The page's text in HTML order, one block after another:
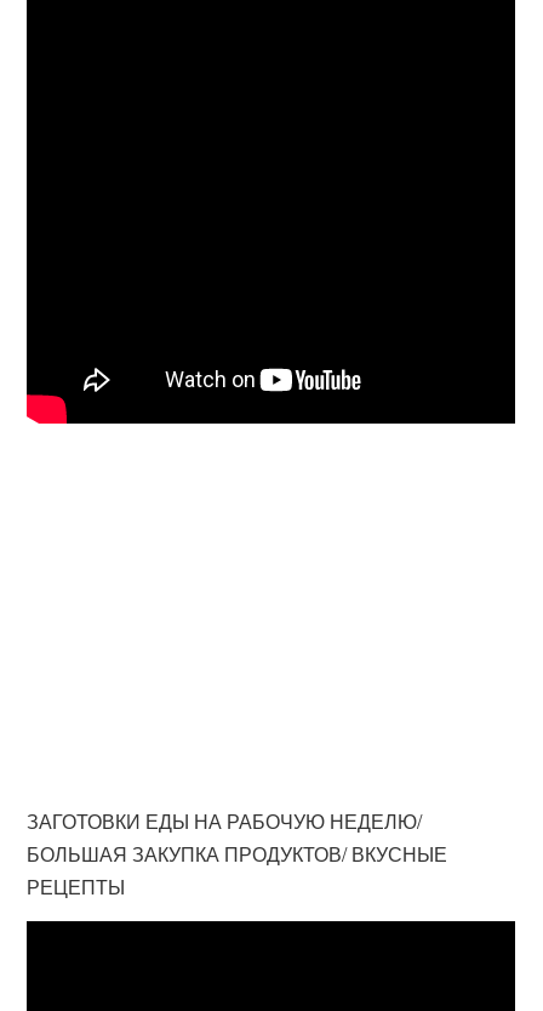
ЗАГОТОВКИ ЕДЫ НА РАБОЧУЮ НЕДЕЛЮ/
БОЛЬШАЯ ЗАКУПКА ПРОДУКТОВ/ ВКУСНЫЕ
РЕЦЕПТЫ